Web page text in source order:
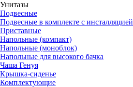
Унитазы
Подвесные
Подвесные в комплекте с инсталляцией
Приставные
Напольные (компакт)
Напольные (моноблок)
Напольные для высокого бачка
Чаша Генуя
Крышка-сиденье
Комплектующие